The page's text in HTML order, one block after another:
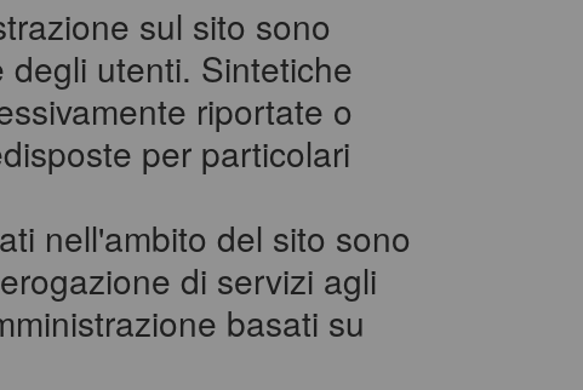
sul sito sono
utenti. Sintetiche
riportate o
per particolari
nell'ambito del sito sono
di servizi agli
basati su